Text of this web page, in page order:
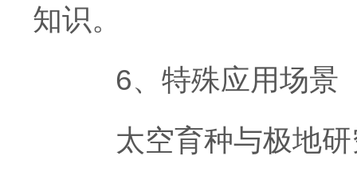
知识。
6、特殊应用场景
太空育种与极地研